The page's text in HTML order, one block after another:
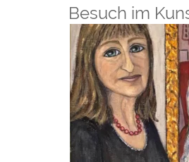
Besuch im